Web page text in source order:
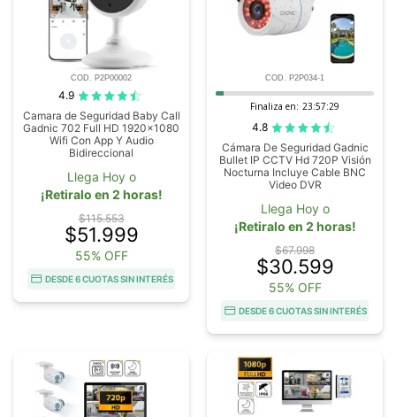
COD. P2P00002
4.9
Camara de Seguridad Baby Call
Gadnic 702 Full HD 1920x1080
Wifi Con App Y Audio
Bidireccional
Llega Hoy o
¡Retiralo en 2 horas!
$115.553
$51.999
55% OFF
DESDE 6 CUOTAS SIN INTERÉS
COD. P2P034-1
Finaliza en: 23:57:28
4.8
Cámara De Seguridad Gadnic
Bullet IP CCTV Hd 720P Visión
Nocturna Incluye Cable BNC
Video DVR
Llega Hoy o
¡Retiralo en 2 horas!
$67.998
$30.599
55% OFF
DESDE 6 CUOTAS SIN INTERÉS